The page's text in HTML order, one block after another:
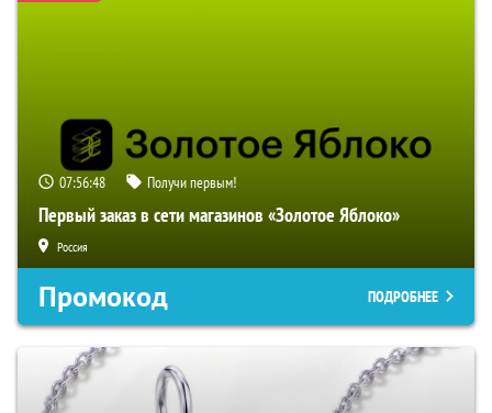
07:56:47 Получи первым!
Первый заказ в сети магазинов «Золотое Яблоко»
Россия
Промокод ПОДРОБНЕЕ